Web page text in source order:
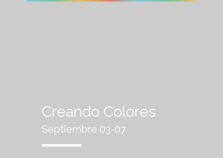
Creando Colores
Septiembre 03-07